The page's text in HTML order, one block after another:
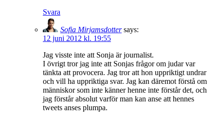
Svara
Sofia Mirjamsdotter says:
12 juni 2012 kl. 19:55
Jag visste inte att Sonja är journalist.
I övrigt tror jag inte att Sonjas frågor om judar var
tänkta att provocera. Jag tror att hon uppriktigt undrar
och vill ha uppriktiga svar. Jag kan däremot förstå om
människor som inte känner henne inte förstår det, och
jag förstår absolut varför man kan anse att hennes
tweets anses plumpa.